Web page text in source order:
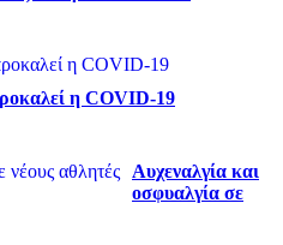
η COVID-19
Αυχεναλγία και
οσφυαλγία σε